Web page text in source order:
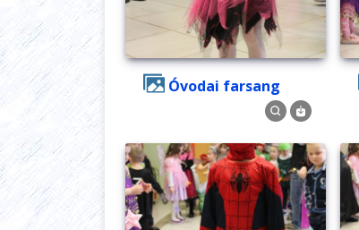
Óvodai farsang